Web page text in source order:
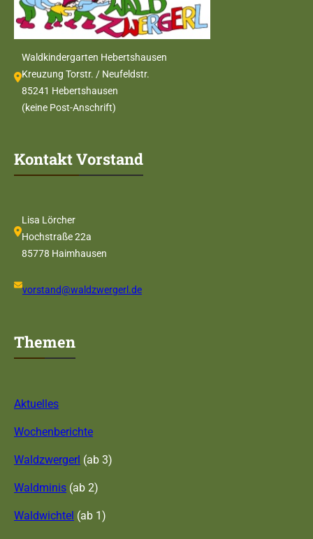
Waldkindergarten Hebertshausen
Kreuzung Torstr. / Neufeldstr.
85241 Hebertshausen
(keine Post-Anschrift)
Kontakt Vorstand
Lisa Lörcher
Hochstraße 22a
85778 Haimhausen
vorstand@waldzwergerl.de
Themen
Aktuelles
Wochenberichte
Waldzwergerl (ab 3)
Waldminis (ab 2)
Waldwichtel (ab 1)